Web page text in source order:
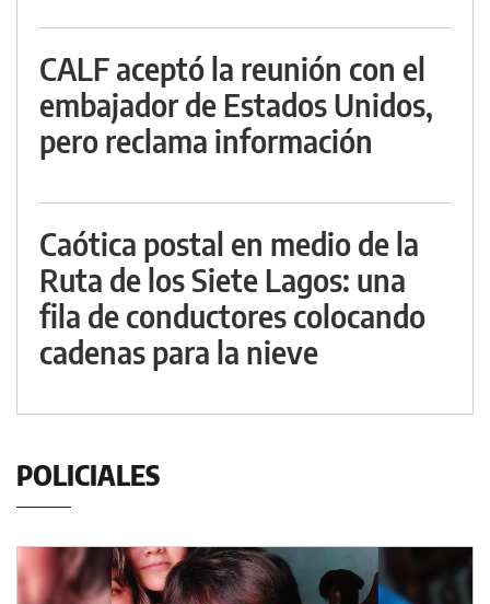
CALF aceptó la reunión con el
embajador de Estados Unidos,
pero reclama información
Caótica postal en medio de la
Ruta de los Siete Lagos: una
fila de conductores colocando
cadenas para la nieve
POLICIALES